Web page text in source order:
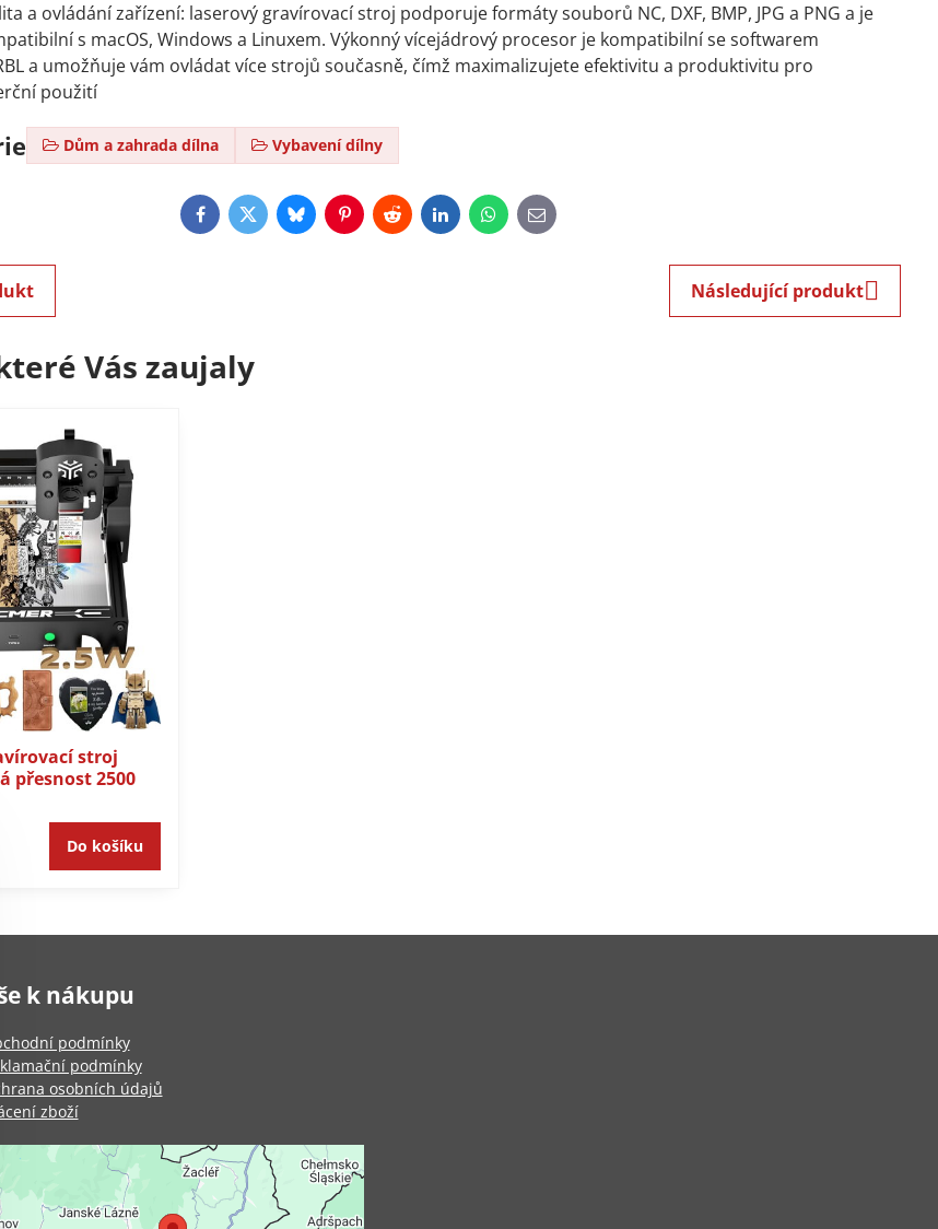
a ovládání zařízení: laserový gravírovací stroj podporuje formáty souborů NC, DXF, BMP, JPG a PNG a je
s macOS, Windows a Linuxem. Výkonný vícejádrový procesor je kompatibilní se softwarem
a umožňuje vám ovládat více strojů současně, čímž maximalizujete efektivitu a produktivitu pro
použití
Dům a zahrada dílna Vybavení dílny
FacebookTwitterBlueskyPinterestRedditLinkedInWhatsApp
E-
mail
Následující produkt
Vás zaujaly
stroj
přesnost 2500
Do košíku
k nákupu
podmínky
podmínky
osobních údajů
zboží